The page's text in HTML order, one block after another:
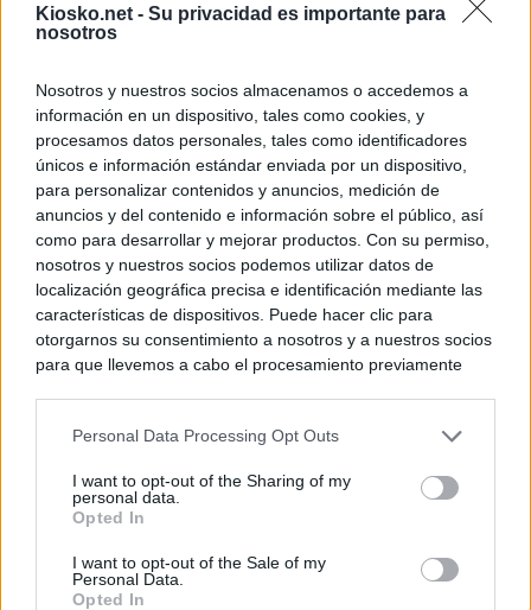
Kiosko.net - Su privacidad es importante para
nosotros
Nosotros y nuestros socios almacenamos o accedemos a
información en un dispositivo, tales como cookies, y
procesamos datos personales, tales como identificadores
únicos e información estándar enviada por un dispositivo,
para personalizar contenidos y anuncios, medición de
anuncios y del contenido e información sobre el público, así
como para desarrollar y mejorar productos. Con su permiso,
nosotros y nuestros socios podemos utilizar datos de
localización geográfica precisa e identificación mediante las
características de dispositivos. Puede hacer clic para
otorgarnos su consentimiento a nosotros y a nuestros socios
para que llevemos a cabo el procesamiento previamente
negar su consentimiento. Tenga en cuenta que algún
de su consentimiento, pero usted tiene el derecho de
rechazar tal procesamiento. Sus preferencias se aplicarán
cualquier momento entrando de nuevo en este sitio web o
visitando nuestra política de privacidad.
Personal Data Processing Opt Outs
I want to opt-out of the Sharing of my
personal data.
Opted In
I want to opt-out of the Sale of my
Personal Data.
Opted In